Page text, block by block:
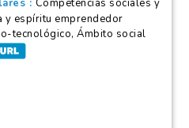
Competencias sociales y
y espíritu emprendedor
tecnológico, Ámbito social